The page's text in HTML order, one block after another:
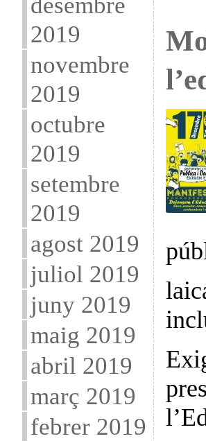
2019
novembre
2019
octubre
2019
setembre
2019
agost 2019
juliol 2019
juny 2019
maig 2019
abril 2019
març 2019
febrer 2019